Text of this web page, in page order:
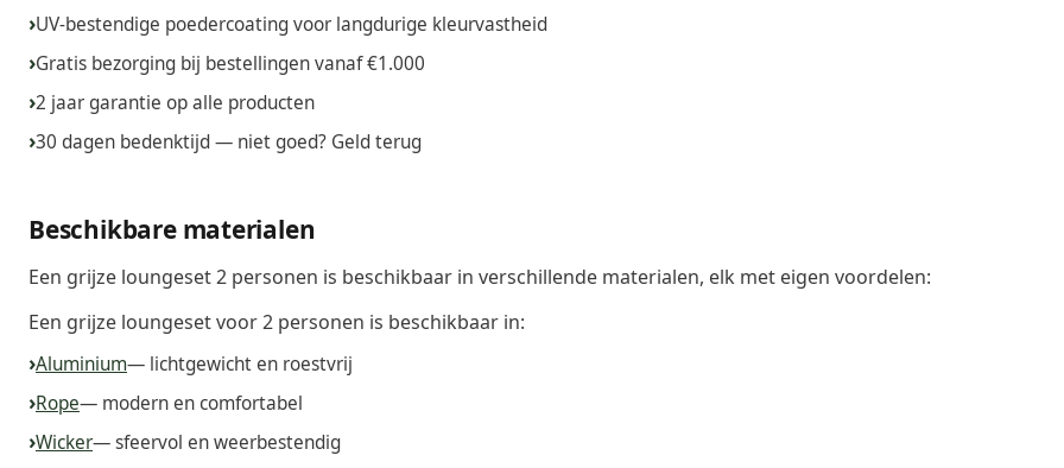
UV-bestendige poedercoating voor langdurige kleurvastheid
Gratis bezorging bij bestellingen vanaf €1.000
2 jaar garantie op alle producten
30 dagen bedenktijd — niet goed? Geld terug
Beschikbare materialen
Een grijze loungeset 2 personen is beschikbaar in verschillende materialen, elk met eigen voordelen:
Een grijze loungeset voor 2 personen is beschikbaar in:
Aluminium— lichtgewicht en roestvrij
Rope— modern en comfortabel
Wicker— sfeervol en weerbestendig